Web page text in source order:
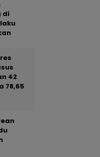
di
42
78,65